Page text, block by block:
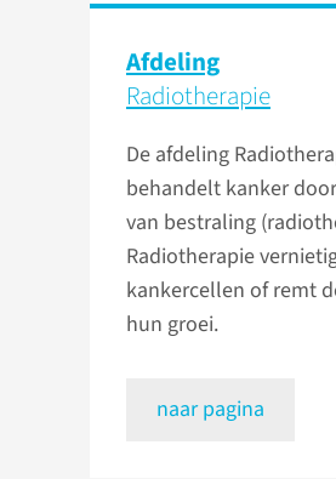
Afdeling
Radiotherapie
De afdeling
behandelt kanker
van bestraling
Radiotherapie
kankercellen of remt
hun groei.
naar pagina